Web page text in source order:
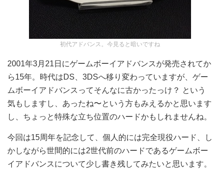
初代アドバンス。今見ると暗いですね
2001年3月21日にゲームボーイアドバンスが発売されてか
ら15年。時代はDS、3DSへ移り変わっていますが、ゲー
ムボーイアドバンスってそんなに古かったっけ？ という
気もしますし、あったね〜という方もみえるかと思います
し、ちょっと特殊な立ち位置のハードかもしれませんね。
今回は15周年を記念して、個人的には完全現役ハード、し
かしながら世間的には2世代前のハードであるゲームボー
イアドバンスについて少し書き残してみたいと思います。